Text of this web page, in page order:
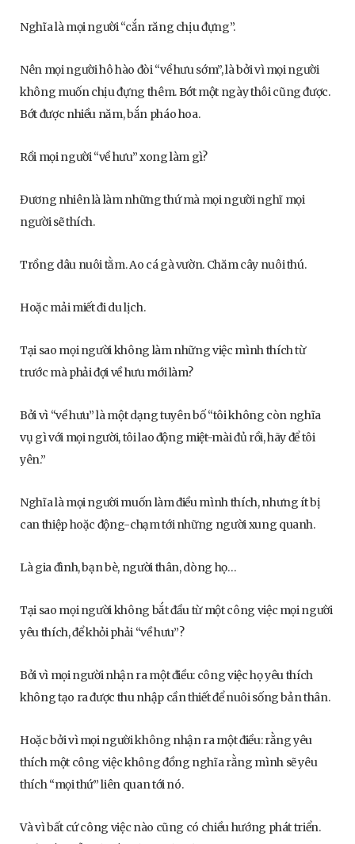
Nghĩa là mọi người “cắn răng chịu đựng”.
Nên mọi người hô hào đòi “về hưu sớm”, là bởi vì mọi người
không muốn chịu đựng thêm. Bớt một ngày thôi cũng được.
Bớt được nhiều năm, bắn pháo hoa.
Rồi mọi người “về hưu” xong làm gì?
Đương nhiên là làm những thứ mà mọi người nghĩ mọi
người sẽ thích.
Trồng dâu nuôi tằm. Ao cá gà vườn. Chăm cây nuôi thú.
Hoặc mải miết đi du lịch.
Tại sao mọi người không làm những việc mình thích từ
trước mà phải đợi về hưu mới làm?
Bởi vì “về hưu” là một dạng tuyên bố “tôi không còn nghĩa
vụ gì với mọi người, tôi lao động miệt-mài đủ rồi, hãy để tôi
yên.”
Nghĩa là mọi người muốn làm điều mình thích, nhưng ít bị
can thiệp hoặc động-chạm tới những người xung quanh.
Là gia đình, bạn bè, người thân, dòng họ…
Tại sao mọi người không bắt đầu từ một công việc mọi người
yêu thích, để khỏi phải “về hưu”?
Bởi vì mọi người nhận ra một điều: công việc họ yêu thích
không tạo ra được thu nhập cần thiết để nuôi sống bản thân.
Hoặc bởi vì mọi người không nhận ra một điều: rằng yêu
thích một công việc không đồng nghĩa rằng mình sẽ yêu
thích “mọi thứ” liên quan tới nó.
Và vì bất cứ công việc nào cũng có chiều hướng phát triển.